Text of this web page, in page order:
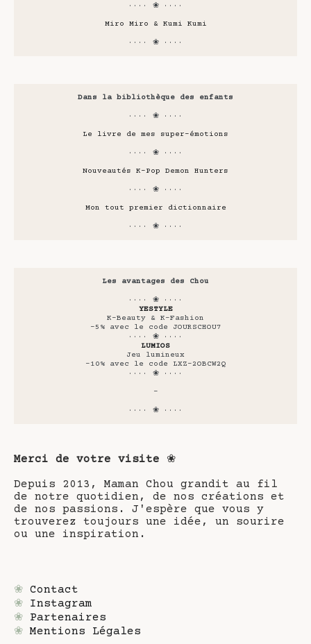
···· ❀ ····
Miro Miro & Kumi Kumi
···· ❀ ····
Dans la bibliothèque des enfants
···· ❀ ····
Le livre de mes super-émotions
···· ❀ ····
Nouveautés K-Pop Demon Hunters
···· ❀ ····
Mon tout premier dictionnaire
···· ❀ ····
Les avantages des Chou
···· ❀ ····
YESTYLE
K-Beauty & K-Fashion
-5% avec le code JOURSCHOU7
···· ❀ ····
LUMIOS
Jeu lumineux
-10% avec le code LXZ-2OBCW2Q
···· ❀ ····
-
···· ❀ ····
Merci de votre visite ❀
Depuis 2013, Maman Chou grandit au fil
de notre quotidien, de nos créations et
de nos passions. J'espère que vous y
trouverez toujours une idée, un sourire
ou une inspiration.
❀ Contact
❀ Instagram
❀ Partenaires
❀ Mentions Légales